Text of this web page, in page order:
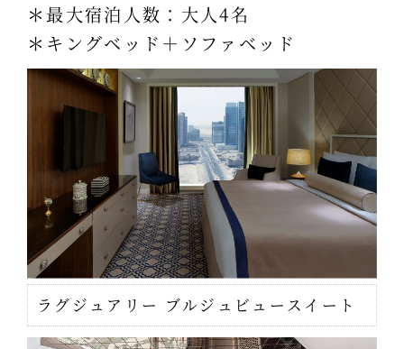
＊最大宿泊人数：大人4名
＊キングベッド＋ソファベッド
ラグジュアリー ブルジュビュースイート